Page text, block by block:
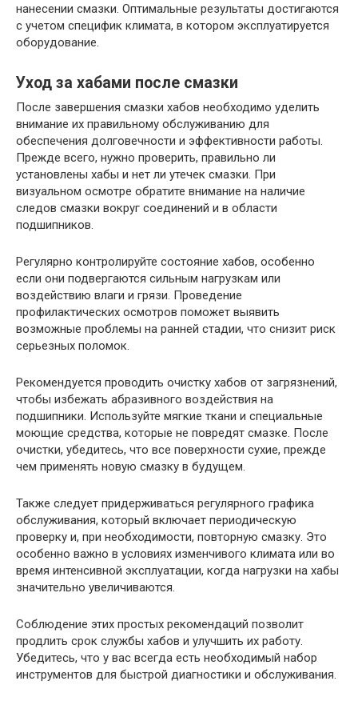
нанесении смазки. Оптимальные результаты достигаются
с учетом специфик климата, в котором эксплуатируется
оборудование.
Уход за хабами после смазки
После завершения смазки хабов необходимо уделить
внимание их правильному обслуживанию для
обеспечения долговечности и эффективности работы.
Прежде всего, нужно проверить, правильно ли
установлены хабы и нет ли утечек смазки. При
визуальном осмотре обратите внимание на наличие
следов смазки вокруг соединений и в области
подшипников.
Регулярно контролируйте состояние хабов, особенно
если они подвергаются сильным нагрузкам или
воздействию влаги и грязи. Проведение
профилактических осмотров поможет выявить
возможные проблемы на ранней стадии, что снизит риск
серьезных поломок.
Рекомендуется проводить очистку хабов от загрязнений,
чтобы избежать абразивного воздействия на
подшипники. Используйте мягкие ткани и специальные
моющие средства, которые не повредят смазке. После
очистки, убедитесь, что все поверхности сухие, прежде
чем применять новую смазку в будущем.
Также следует придерживаться регулярного графика
обслуживания, который включает периодическую
проверку и, при необходимости, повторную смазку. Это
особенно важно в условиях изменчивого климата или во
время интенсивной эксплуатации, когда нагрузки на хабы
значительно увеличиваются.
Соблюдение этих простых рекомендаций позволит
продлить срок службы хабов и улучшить их работу.
Убедитесь, что у вас всегда есть необходимый набор
инструментов для быстрой диагностики и обслуживания.